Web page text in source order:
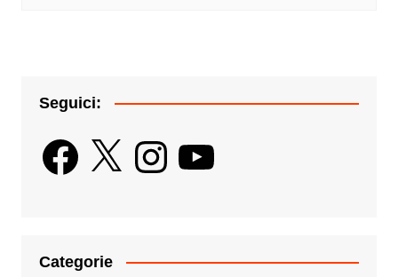
Seguici:
Facebook
X InstagramYouTube
Categorie